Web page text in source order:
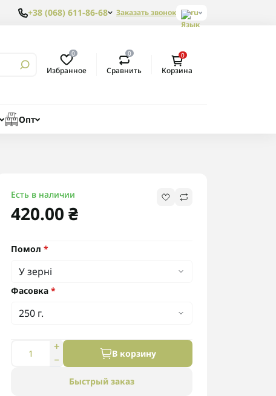
+38 (068) 611-86-68 Заказать звонок ru
0
Избранное
0
Сравнить
0
Корзина
Опт
Есть в наличии
420.00 ₴
Помол *
Фасовка *
В корзину
Быстрый заказ